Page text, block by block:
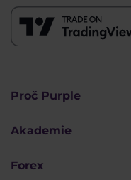
Proč Purple
Akademie
Forex